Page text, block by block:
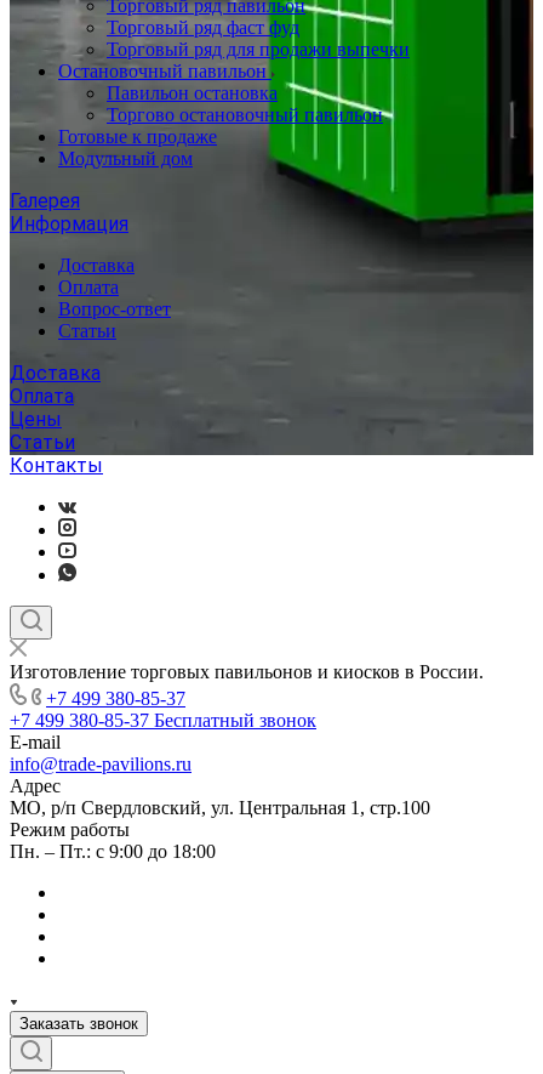
Торговый ряд павильон
Торговый ряд фаст фуд
Торговый ряд для продажи выпечки
Остановочный павильон
Павильон остановка
Торгово остановочный павильон
Готовые к продаже
Модульный дом
Галерея
Информация
Доставка
Оплата
Вопрос-ответ
Статьи
Доставка
Оплата
Цены
Статьи
Контакты
Изготовление торговых павильонов и киосков в России.
+7 499 380-85-37
+7 499 380-85-37 Бесплатный звонок
E-mail
info@trade-pavilions.ru
Адрес
МО, р/п Свердловский, ул. Центральная 1, стр.100
Режим работы
Пн. – Пт.: с 9:00 до 18:00
Заказать звонок